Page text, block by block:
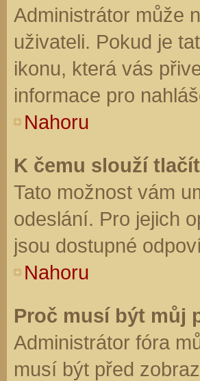
Administrátor může
uživateli. Pokud je
ikonu, která vás
informace pro
Nahoru
K čemu slouží
Tato možnost vám
odeslání. Pro jejich
jsou dostupné
Nahoru
Proč musí být můj
Administrátor fóra
musí být před